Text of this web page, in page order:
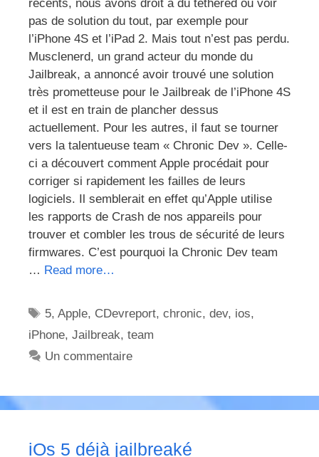
récents, nous avons droit à du tethered ou voir
pas de solution du tout, par exemple pour
l’iPhone 4S et l’iPad 2. Mais tout n’est pas perdu.
Musclenerd, un grand acteur du monde du
Jailbreak, a annoncé avoir trouvé une solution
très prometteuse pour le Jailbreak de l’iPhone 4S
et il est en train de plancher dessus
actuellement. Pour les autres, il faut se tourner
vers la talentueuse team « Chronic Dev ». Celle-
ci a découvert comment Apple procédait pour
corriger si rapidement les failles de leurs
logiciels. Il semblerait en effet qu’Apple utilise
les rapports de Crash de nos appareils pour
trouver et combler les trous de sécurité de leurs
firmwares. C’est pourquoi la Chronic Dev team
… Read more…
Étiquettes
5,Apple, CDevreport,chronic,dev, ios,
iPhone, Jailbreak, team
Un commentaire
iOs 5 déjà jailbreaké